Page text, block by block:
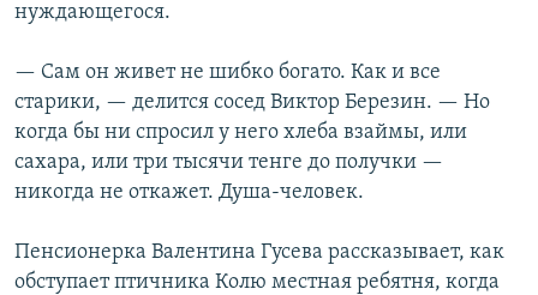
нуждающегося.
— Сам он живет не шибко богато. Как и все
старики, — делится сосед Виктор Березин. — Но
когда бы ни спросил у него хлеба взаймы, или
сахара, или три тысячи тенге до получки —
никогда не откажет. Душа-человек.
Пенсионерка Валентина Гусева рассказывает, как
обступает птичника Колю местная ребятня, когда